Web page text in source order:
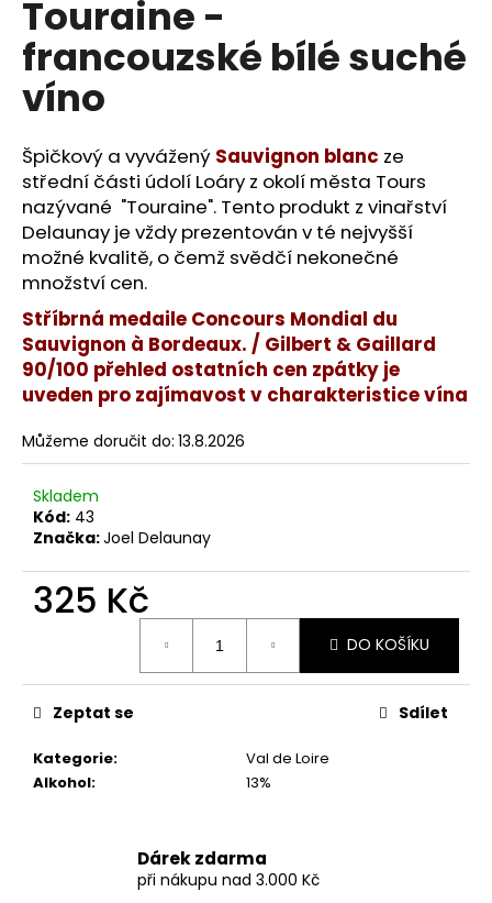
Touraine -
francouzské bílé suché
víno
Špičkový a vyvážený Sauvignon blanc ze
střední části údolí Loáry z okolí města Tours
nazývané "Touraine". Tento produkt z vinařství
Delaunay je vždy prezentován v té nejvyšší
možné kvalitě, o čemž svědčí nekonečné
množství cen.
Stříbrná medaile Concours Mondial du
Sauvignon à Bordeaux. / Gilbert & Gaillard
90/100 přehled ostatních cen zpátky je
uveden pro zajímavost v charakteristice vína
Můžeme doručit do: 13.8.2026
Skladem
Kód: 43
Značka:Joel Delaunay
325 Kč
DO KOŠÍKU
Kategorie:
Val de Loire
Alkohol: 13%
Zeptat se Sdílet
Dárek zdarma
při nákupu nad 3.000 Kč
a
j
í
t
?
HLEDAT
D
o
p
r
u
č
u
e
m
e
FINCA
DOSTERRAS
DO
ŠPANĚLSKÉ